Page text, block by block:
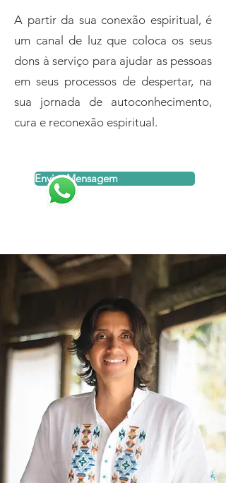
A partir da sua conexão espiritual, é
um canal de luz que coloca os seus
dons à serviço para ajudar as pessoas
em seus processos de despertar, na
sua jornada de autoconhecimento,
cura e reconexão espiritual.
Enviar Mensagem